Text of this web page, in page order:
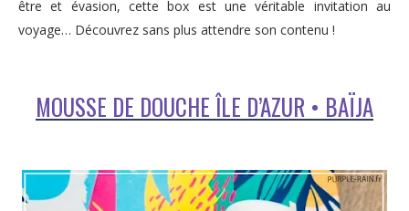
être et évasion, cette box est une véritable invitation au
voyage… Découvrez sans plus attendre son contenu !
MOUSSE DE DOUCHE ÎLE D’AZUR • BAÏJA